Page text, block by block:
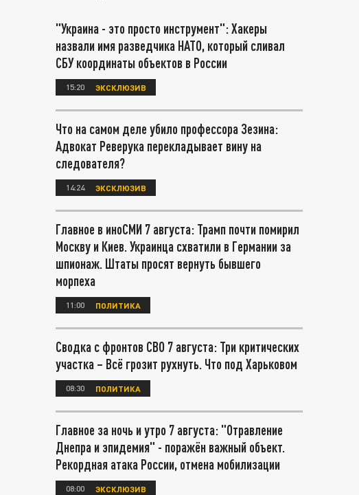
"Украина - это просто инструмент": Хакеры
назвали имя разведчика НАТО, который сливал
СБУ координаты объектов в России
15:20 ЭКСКЛЮЗИВ
Что на самом деле убило профессора Зезина:
Адвокат Реверука перекладывает вину на
следователя?
14:24 ЭКСКЛЮЗИВ
Главное в иноСМИ 7 августа: Трамп почти помирил
Москву и Киев. Украинца схватили в Германии за
шпионаж. Штаты просят вернуть бывшего
морпеха
11:00 ПОЛИТИКА
Сводка с фронтов СВО 7 августа: Три критических
участка – Всё грозит рухнуть. Что под Харьковом
08:30 ПОЛИТИКА
Главное за ночь и утро 7 августа: "Отравление
Днепра и эпидемия" - поражён важный объект.
Рекордная атака России, отмена мобилизации
08:00 ЭКСКЛЮЗИВ